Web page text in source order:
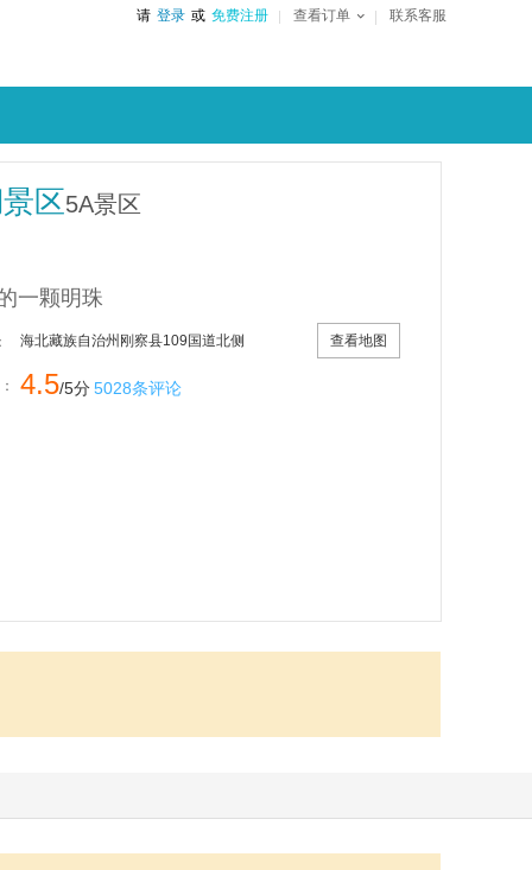
请 登录 或 免费注册 查看订单 联系客服
区5A景区
一颗明珠
海北藏族自治州刚察县109国道北侧 查看地图
4.5/5分5028条评论